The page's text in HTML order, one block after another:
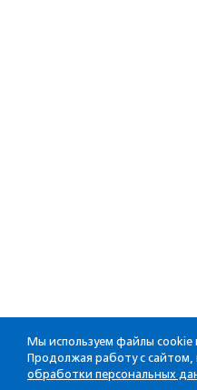
Мы используем файлы cookie
Продолжая работу с сайтом,
обработки персональных